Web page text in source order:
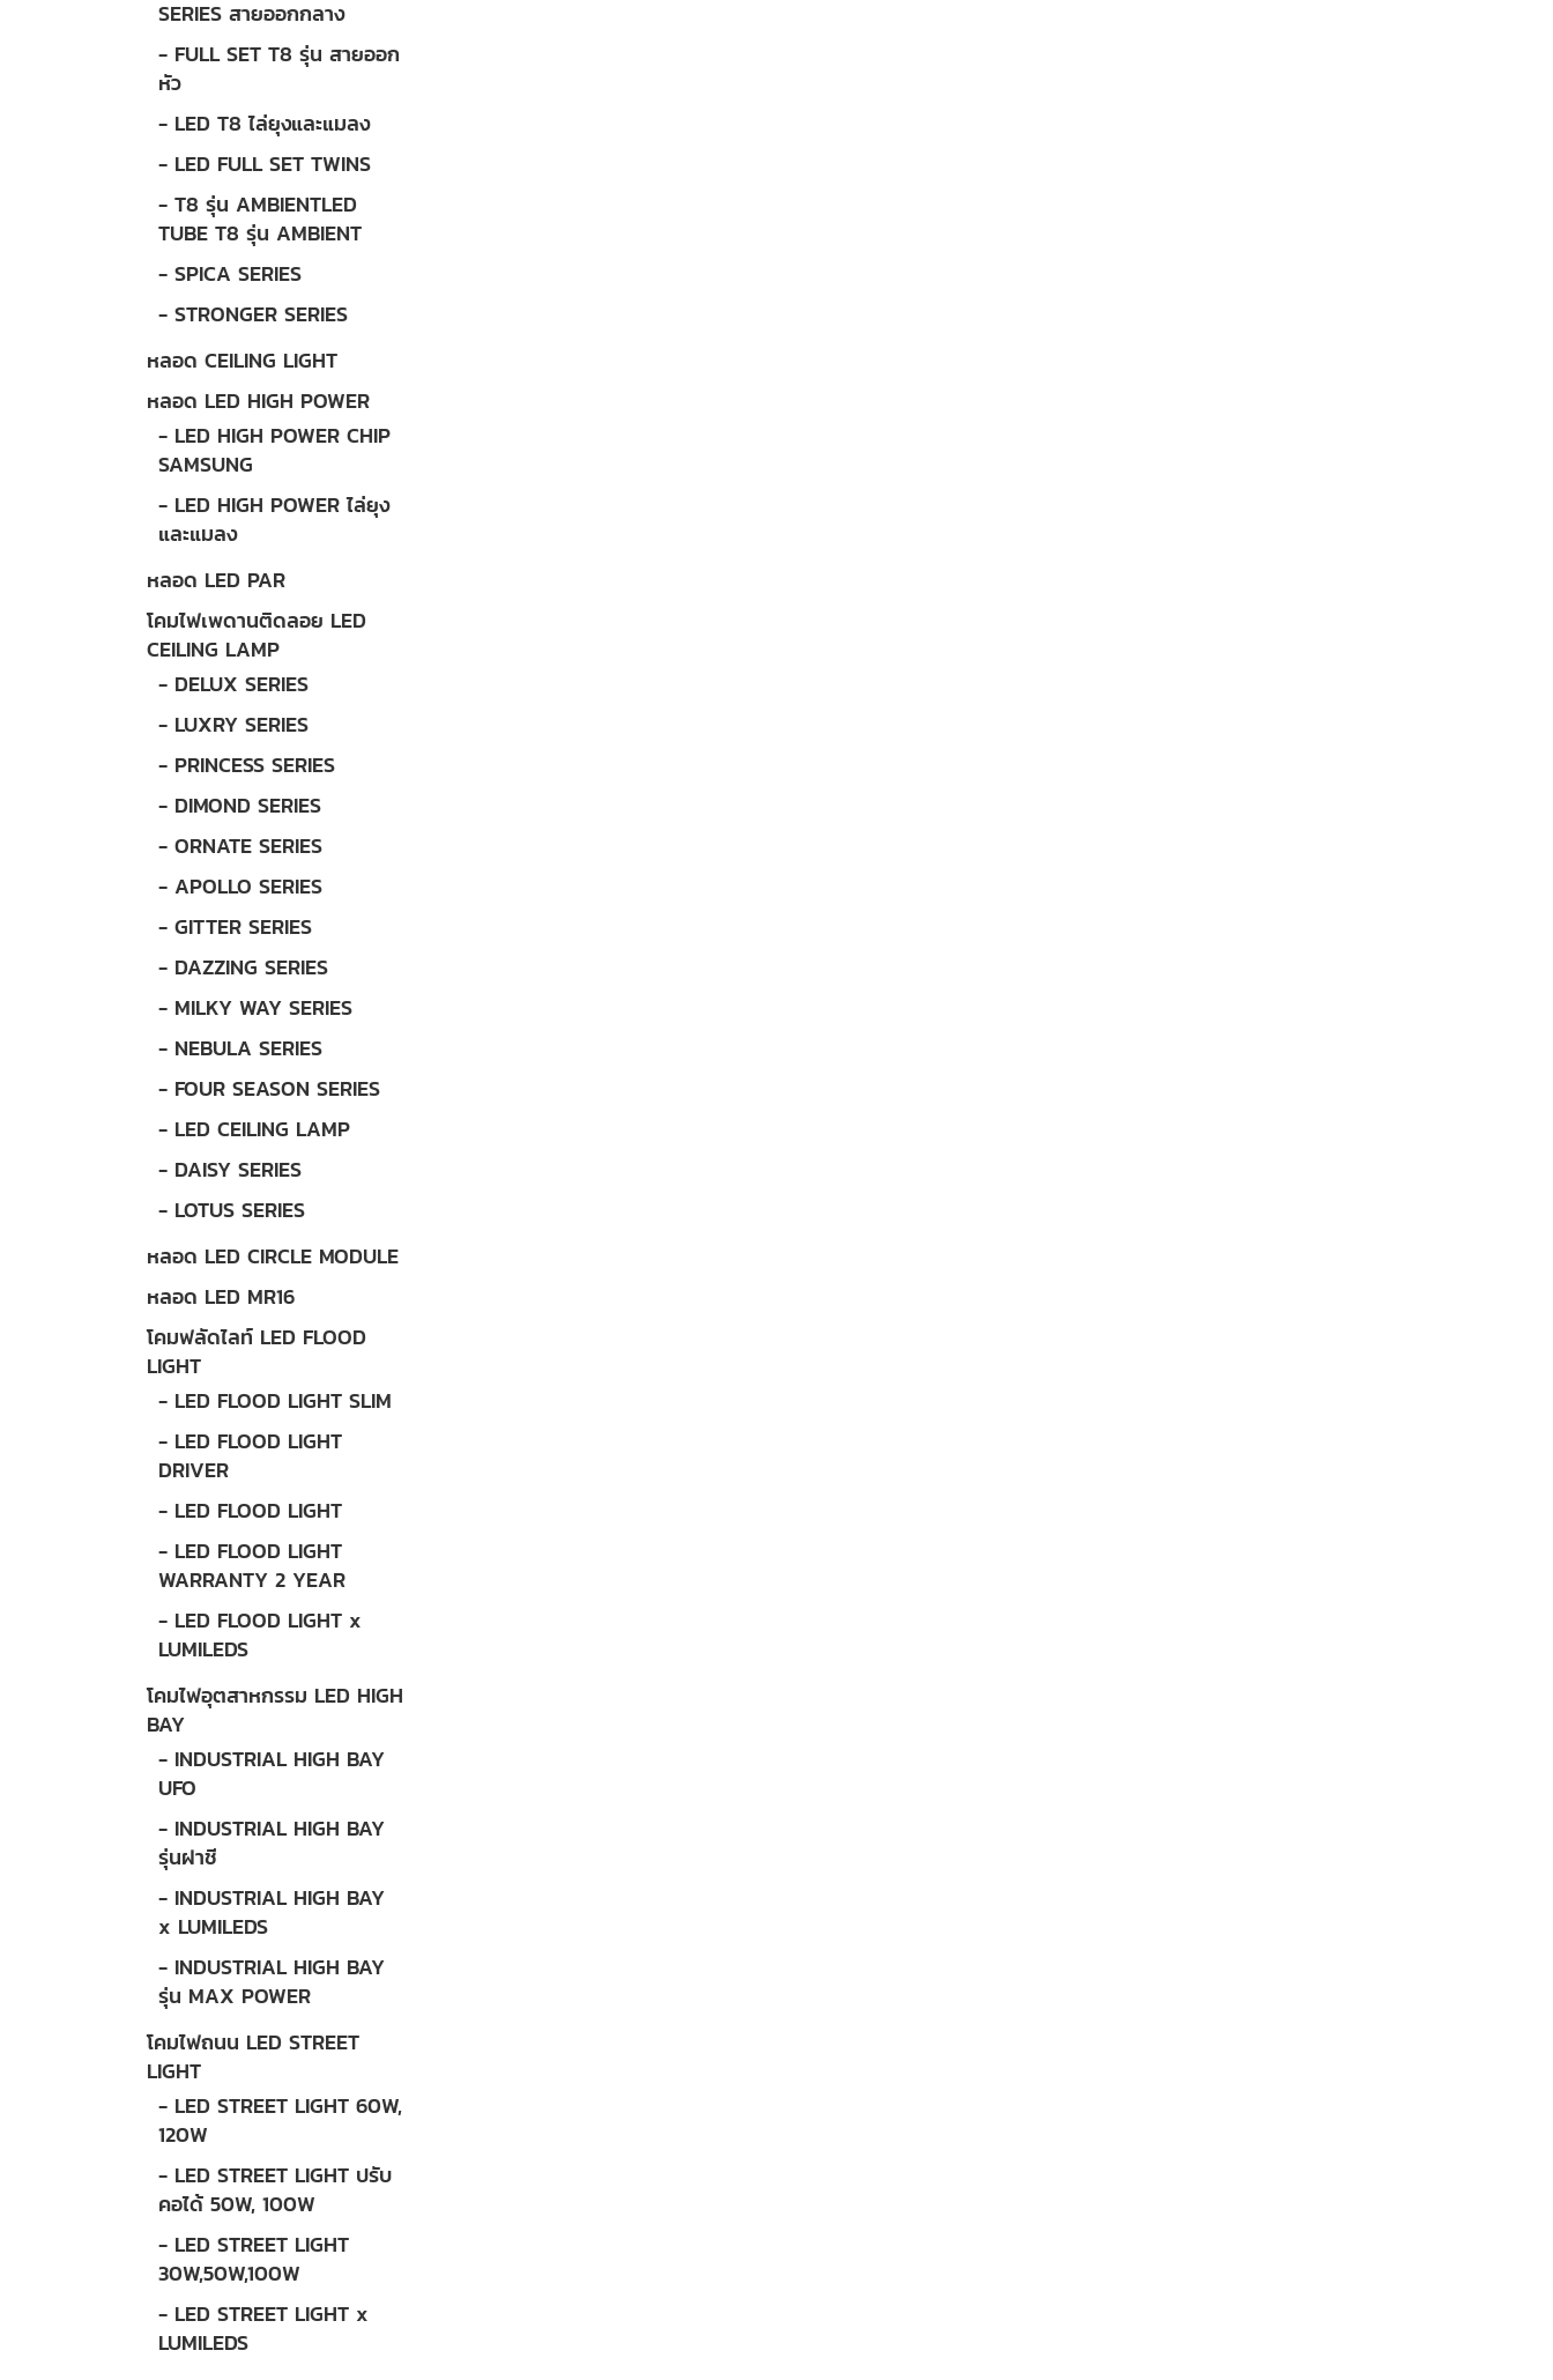
SERIES สายออกกลาง
- FULL SET T8 รุ่น สายออก
หัว
- LED T8 ไล่ยุงและแมลง
- LED FULL SET TWINS
- T8 รุ่น AMBIENTLED
TUBE T8 รุ่น AMBIENT
- SPICA SERIES
- STRONGER SERIES
หลอด CEILING LIGHT
หลอด LED HIGH POWER
- LED HIGH POWER CHIP
SAMSUNG
- LED HIGH POWER ไล่ยุง
และแมลง
หลอด LED PAR
โคมไฟเพดานติดลอย LED
CEILING LAMP
- DELUX SERIES
- LUXRY SERIES
- PRINCESS SERIES
- DIMOND SERIES
- ORNATE SERIES
- APOLLO SERIES
- GITTER SERIES
- DAZZING SERIES
- MILKY WAY SERIES
- NEBULA SERIES
- FOUR SEASON SERIES
- LED CEILING LAMP
- DAISY SERIES
- LOTUS SERIES
หลอด LED CIRCLE MODULE
หลอด LED MR16
โคมฟลัดไลท์ LED FLOOD
LIGHT
- LED FLOOD LIGHT SLIM
- LED FLOOD LIGHT
DRIVER
- LED FLOOD LIGHT
- LED FLOOD LIGHT
WARRANTY 2 YEAR
- LED FLOOD LIGHT x
LUMILEDS
โคมไฟอุตสาหกรรม LED HIGH
BAY
- INDUSTRIAL HIGH BAY
UFO
- INDUSTRIAL HIGH BAY
รุ่นฝาชี
- INDUSTRIAL HIGH BAY
x LUMILEDS
- INDUSTRIAL HIGH BAY
รุ่น MAX POWER
โคมไฟถนน LED STREET
LIGHT
- LED STREET LIGHT 60W,
120W
- LED STREET LIGHT ปรับ
คอได้ 50W, 100W
- LED STREET LIGHT
30W,50W,100W
- LED STREET LIGHT x
LUMILEDS